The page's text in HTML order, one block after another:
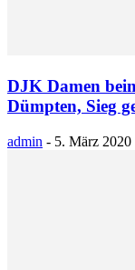
DJK Damen
Dümpten, Sieg
admin - 5. März 2020